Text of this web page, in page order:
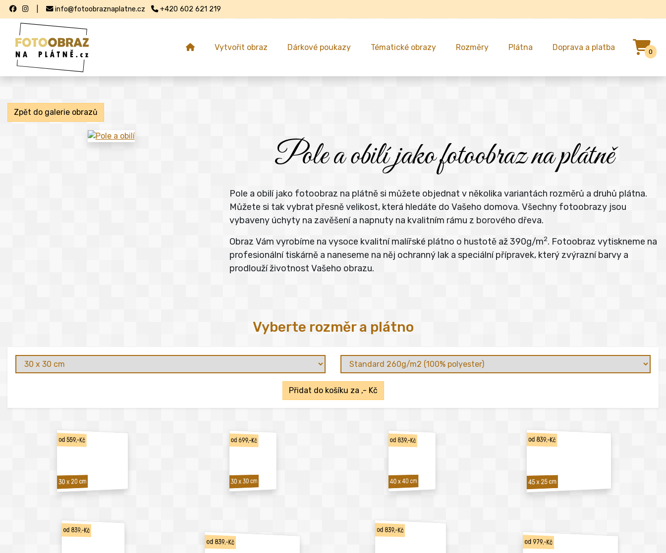
info@fotoobraznaplatne.cz +420 602 621 219
Vytvořit obraz Dárkové poukazy Tématické obrazy Rozměry Plátna Doprava a platba 0
Zpět do galerie obrazů
Pole a obilí jako fotoobraz na plátně
Pole a obilí jako fotoobraz na plátně si můžete objednat v několika variantách rozměrů a druhů plátna.
Můžete si tak vybrat přesně velikost, která hledáte do Vašeho domova. Všechny fotoobrazy jsou
vybaveny úchyty na zavěšení a napnuty na kvalitním rámu z borového dřeva.
Obraz Vám vyrobíme na vysoce kvalitní malířské plátno o hustotě až 390g/m2. Fotoobraz vytiskneme na
profesionální tiskárně a naneseme na něj ochranný lak a speciální přípravek, který zvýrazní barvy a
prodlouží životnost Vašeho obrazu.
Vyberte rozměr a plátno
Přidat do košíku za ,- Kč
od 559,-Kč
30 x 20 cm
od 699,-Kč
30 x 30 cm
od 839,-Kč
40 x 40 cm
od 839,-Kč
45 x 25 cm
od 839,-Kč
od 839,-Kč
od 839,-Kč
od 979,-Kč